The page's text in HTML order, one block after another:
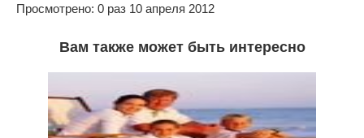
Просмотрено: 0 раз 10 апреля 2012
Вам также может быть интересно